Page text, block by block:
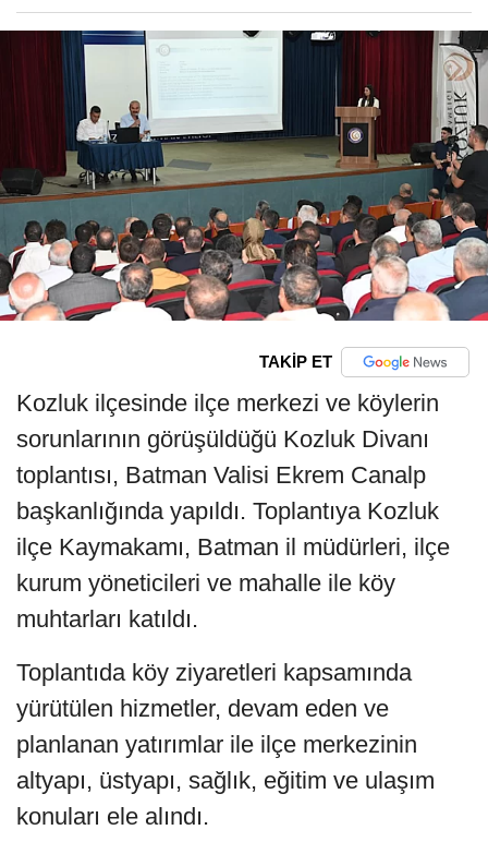
TAKİP ET
Kozluk ilçesinde ilçe merkezi ve köylerin
sorunlarının görüşüldüğü Kozluk Divanı
toplantısı, Batman Valisi Ekrem Canalp
başkanlığında yapıldı. Toplantıya Kozluk
ilçe Kaymakamı, Batman il müdürleri, ilçe
kurum yöneticileri ve mahalle ile köy
muhtarları katıldı.
Toplantıda köy ziyaretleri kapsamında
yürütülen hizmetler, devam eden ve
planlanan yatırımlar ile ilçe merkezinin
altyapı, üstyapı, sağlık, eğitim ve ulaşım
konuları ele alındı.